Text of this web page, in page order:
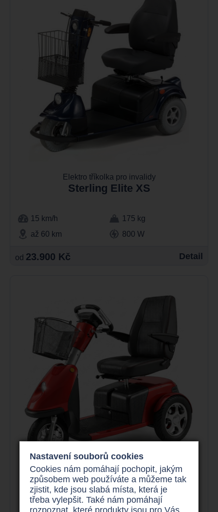
Elektro tříkolka pro invalidy
Sterling Elite XS
15 km/h
175 kg
až 60 km
800 W
od 23.900 Kč Detail
Elektrická invalidní tříkolka
Trophy Booster 6
Nastavení souborů cookies
Cookies nám pomáhají pochopit, jakým
způsobem web používáte a můžeme tak
zjistit, kde jsou slabá místa, která je
třeba vylepšit. Také nám pomáhají
rozpoznat, které produkty jsou pro Vás